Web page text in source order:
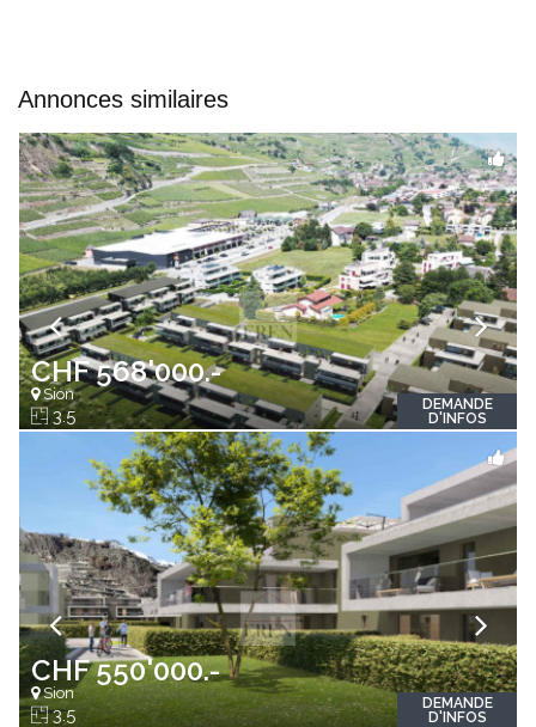
Annonces similaires
CHF 568'000.-
Sion
3.5
DEMANDE
D'INFOS
CHF 550'000.-
Sion
3.5
DEMANDE
D'INFOS